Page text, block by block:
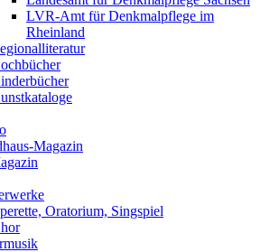
LVR-Amt für Denkmalpflege im
Rheinland
Magazin
Oratorium, Singspiel